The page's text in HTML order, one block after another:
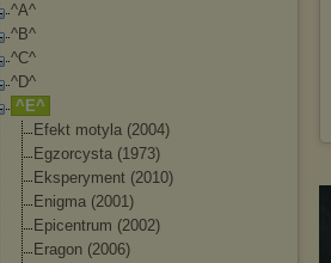
^A^
^B^
^C^
^D^
^E^
Efekt motyla (2004)
Egzorcysta (1973)
Eksperyment (2010)
Enigma (2001)
Epicentrum (2002)
Eragon (2006)